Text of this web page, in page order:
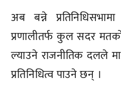
अब बन्ने
प्रणालीतर्फ कुल सदर
ल्याउने राजनीतिक दलले
प्रतिनिधित्व पाउने छन् ।